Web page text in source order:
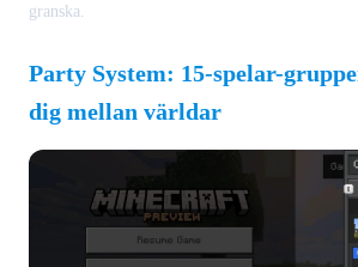
granska.
Party System: 15-spelar-
dig mellan världar